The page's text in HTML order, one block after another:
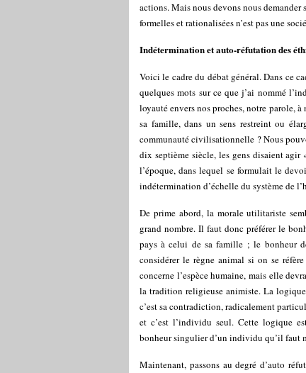
actions. Mais nous devons nous
formelles et rationalisées n’est pas une
Indétermination et auto-réfutation des
Voici le cadre du débat général. Dans ce
quelques mots sur ce que j’ai nommé
loyauté envers nos proches, notre parole,
sa famille, dans un sens restreint ou
communauté civilisationnelle ? Nous
dix septième siècle, les gens disaient
l’époque, dans lequel se formulait le
indétermination d’échelle du système de
De prime abord, la morale utilitariste
grand nombre. Il faut donc préférer le
pays à celui de sa famille ; le bonheur
considérer le règne animal si on se
concerne l’espèce humaine, mais elle
la tradition religieuse animiste. La
c’est sa contradiction, radicalement
et c’est l’individu seul. Cette logique
bonheur singulier d’un individu qu’il faut
Maintenant, passons au degré d’auto